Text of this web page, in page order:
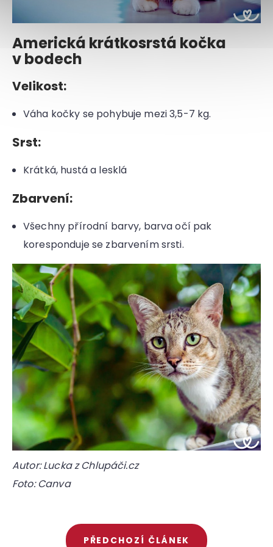
Americká krátkosrstá kočka
v bodech
Velikost:
Váha kočky se pohybuje mezi 3,5-7 kg.
Srst:
Krátká, hustá a lesklá
Zbarvení:
Všechny přírodní barvy, barva očí pak
koresponduje se zbarvením srsti.
Autor: Lucka z Chlupáči.cz
Foto: Canva
PŘEDCHOZÍ ČLÁNEK